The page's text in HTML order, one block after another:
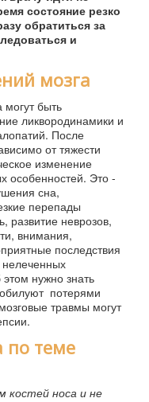
состояние резко
обратиться за
и
мозга
быть
ликвородинамики и
После
от тяжести
изменение
особенностей. Это -
сна,
перепады
развитие неврозов,
внимания,
последствия
нужно знать
потерями
травмы могут
по теме
костей носа и не